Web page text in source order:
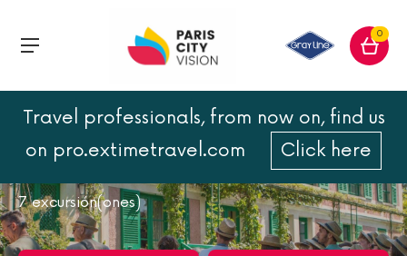
0
Travel professionals, from now on, find us
on pro.extimetravel.com
Click here
Francia Castillos del Loira
7 excursión(ones)